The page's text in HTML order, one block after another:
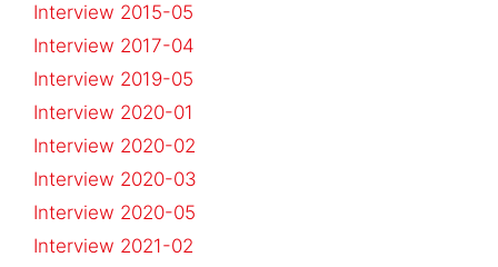
Interview 2015-05
Interview 2017-04
Interview 2019-05
Interview 2020-01
Interview 2020-02
Interview 2020-03
Interview 2020-05
Interview 2021-02